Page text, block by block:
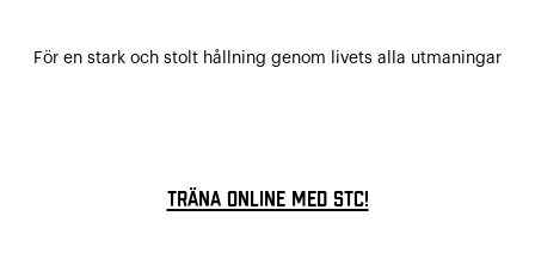
För en stark och stolt hållning genom livets alla utmaningar
Träna online med STC!